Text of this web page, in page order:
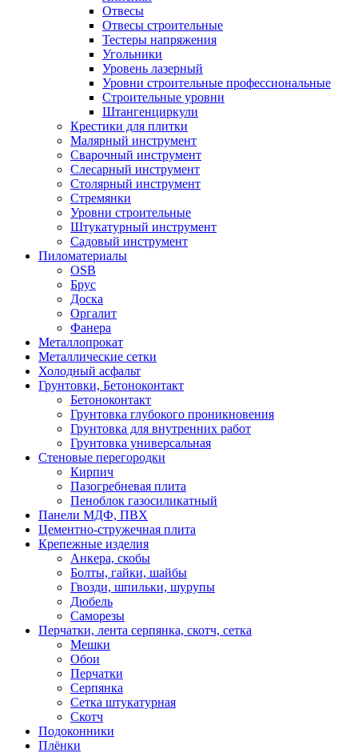
Отвесы
Отвесы строительные
Тестеры напряжения
Угольники
Уровень лазерный
Уровни строительные профессиональные
Строительные уровни
Штангенциркули
Крестики для плитки
Малярный инструмент
Сварочный инструмент
Слесарный инструмент
Столярный инструмент
Стремянки
Уровни строительные
Штукатурный инструмент
Садовый инструмент
Пиломатериалы
OSB
Брус
Доска
Оргалит
Фанера
Металлопрокат
Металлические сетки
Холодный асфальт
Грунтовки, Бетоноконтакт
Бетоноконтакт
Грунтовка глубокого проникновения
Грунтовка для внутренних работ
Грунтовка универсальная
Стеновые перегородки
Кирпич
Пазогребневая плита
Пеноблок газосиликатный
Панели МДФ, ПВХ
Цементно-стружечная плита
Крепежные изделия
Анкера, скобы
Болты, гайки, шайбы
Гвозди, шпильки, шурупы
Дюбель
Саморезы
Перчатки, лента серпянка, скотч, сетка
Мешки
Обои
Перчатки
Серпянка
Сетка штукатурная
Скотч
Подоконники
Плёнки